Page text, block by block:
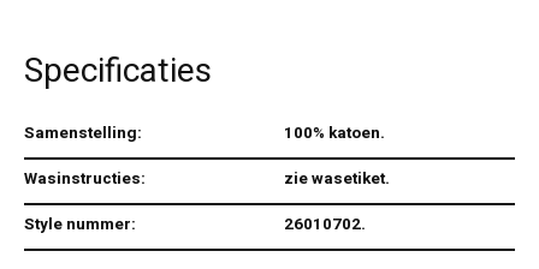
Specificaties
Samenstelling:
100% katoen.
Wasinstructies:
zie wasetiket.
Style nummer:
26010702.